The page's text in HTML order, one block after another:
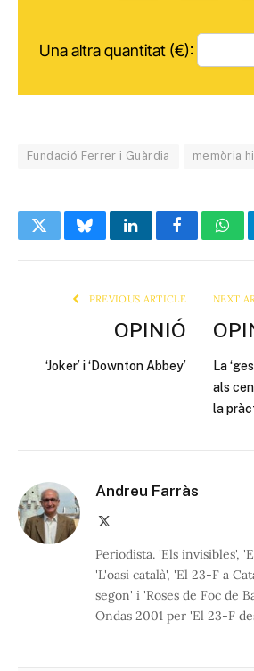
Una altra quantitat (€):
Fundació Ferrer i Guàrdia memòria
TwitterBlueskyLinkedInFacebook
PREVIOUS ARTICLE
OPINIÓ
‘Joker’ i ‘Downton Abbey’
NEXT
La
als
la
Andreu Farràs
Periodista. 'Els invisibles',
'L'oasi català', 'El 23-F a
segon' i 'Roses de Foc de
Ondas 2001 per 'El 23-F